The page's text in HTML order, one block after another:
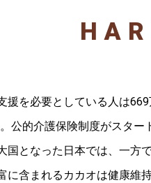
援を必要としている人は
公的介護保険制度がスタ
国となった日本では、一方
含まれるカカオは健康維